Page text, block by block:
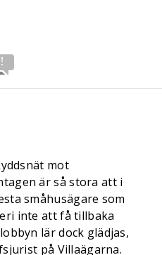
mot
är så stora att i
småhusägare som
inte att få tillbaka
lär dock glädjas,
på Villaägarna.